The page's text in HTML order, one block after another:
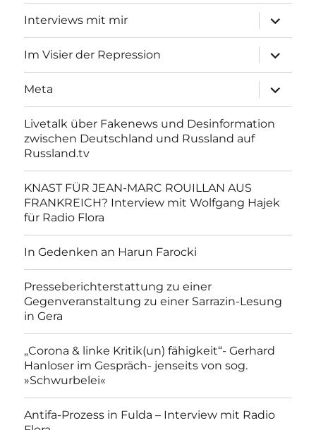
Interviews mit mir
anzeigen
Im Visier der Repression
anzeigen
Meta
anzeigen
Livetalk über Fakenews und Desinformation
zwischen Deutschland und Russland auf
Russland.tv
KNAST FÜR JEAN-MARC ROUILLAN AUS
FRANKREICH? Interview mit Wolfgang Hajek
für Radio Flora
In Gedenken an Harun Farocki
Presseberichterstattung zu einer
Gegenveranstaltung zu einer Sarrazin-Lesung
in Gera
„Corona & linke Kritik(un) fähigkeit“- Gerhard
Hanloser im Gespräch- jenseits von sog.
»Schwurbelei«
Antifa-Prozess in Fulda – Interview mit Radio